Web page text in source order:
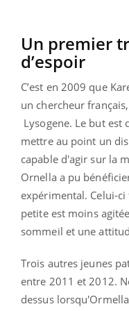
Un premier
d’espoir
C’est en 2009 que
un chercheur
Lysogene. Le but
mettre au point un
capable d'agir sur la
Ornella a pu
expérimental. Celui-
petite est moins
sommeil et une
Trois autres jeunes
entre 2011 et 2012.
dessus